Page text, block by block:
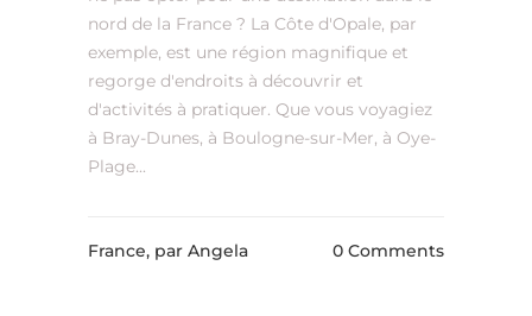
nord de la France ? La Côte d'Opale, par
exemple, est une région magnifique et
regorge d'endroits à découvrir et
d'activités à pratiquer. Que vous voyagiez
à Bray-Dunes, à Boulogne-sur-Mer, à Oye-
Plage...
France, par Angela 0 Comments